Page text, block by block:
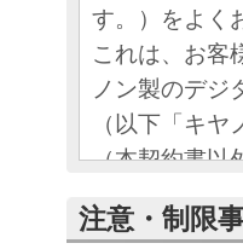
す。）をよく
これは、お客
ノン製のデジ
（以下「キ
（本契約書以
以下「本ソ
めの、お客様
注意・制限